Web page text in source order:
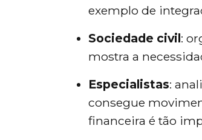
exemplo de
Sociedade civil:
mostra a
Especialistas:
consegue
financeira é tão